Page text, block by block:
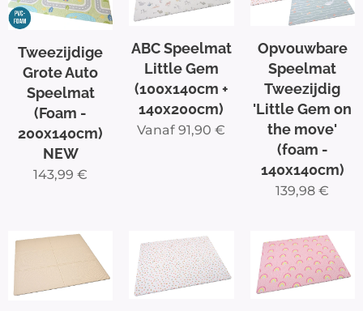
Tweezijdige
Grote Auto
Speelmat
(Foam -
200x140cm)
NEW
143,99 €
ABC Speelmat
Little Gem
(100x140cm +
140x200cm)
Vanaf91,90 €
Opvouwbare
Speelmat
Tweezijdig
'Little Gem on
the move'
(foam -
140x140cm)
139,98 €